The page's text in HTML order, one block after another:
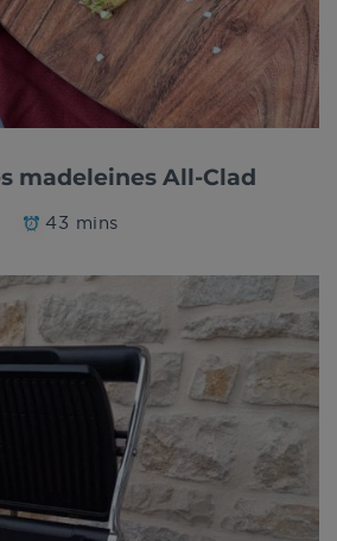
madeleines All-Clad
43 mins